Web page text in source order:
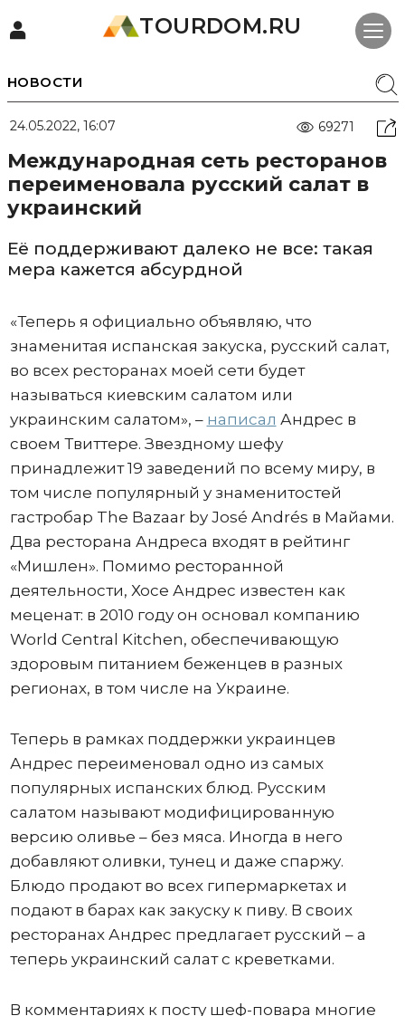
TOURDOM.RU
НОВОСТИ
24.05.2022, 16:07 69271
Международная сеть ресторанов
переименовала русский салат в
украинский
Её поддерживают далеко не все: такая
мера кажется абсурдной
«Теперь я официально объявляю, что
знаменитая испанская закуска, русский салат,
во всех ресторанах моей сети будет
называться киевским салатом или
украинским салатом», – написал Андрес в
своем Твиттере. Звездному шефу
принадлежит 19 заведений по всему миру, в
том числе популярный у знаменитостей
гастробар The Bazaar by José Andrés в Майами.
Два ресторана Андреса входят в рейтинг
«Мишлен». Помимо ресторанной
деятельности, Хосе Андрес известен как
меценат: в 2010 году он основал компанию
World Central Kitchen, обеспечивающую
здоровым питанием беженцев в разных
регионах, в том числе на Украине.
Теперь в рамках поддержки украинцев
Андрес переименовал одно из самых
популярных испанских блюд. Русским
салатом называют модифицированную
версию оливье – без мяса. Иногда в него
добавляют оливки, тунец и даже спаржу.
Блюдо продают во всех гипермаркетах и
подают в барах как закуску к пиву. В своих
ресторанах Андрес предлагает русский – а
теперь украинский салат с креветками.
В комментариях к посту шеф-повара многие